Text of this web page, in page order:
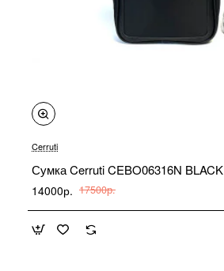
-20%
Cerruti
Сумка Cerruti CEBO06316N BLACK
14000р. 17500р.